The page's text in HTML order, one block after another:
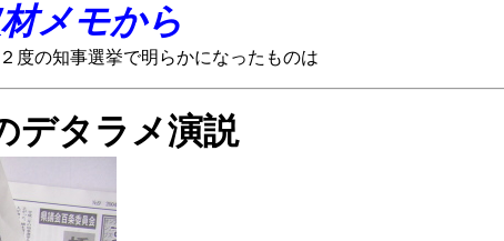
メモから
になったものは
デタラメ演説